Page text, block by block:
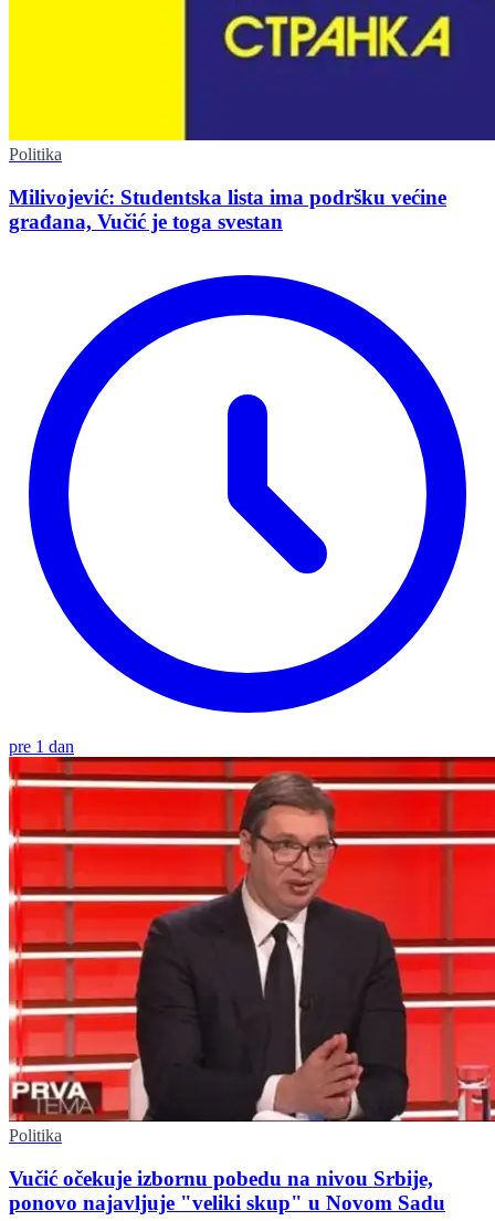
Politika
Milivojević: Studentska lista ima podršku većine
građana, Vučić je toga svestan
pre 1 dan
Politika
Vučić očekuje izbornu pobedu na nivou Srbije,
ponovo najavljuje "veliki skup" u Novom Sadu